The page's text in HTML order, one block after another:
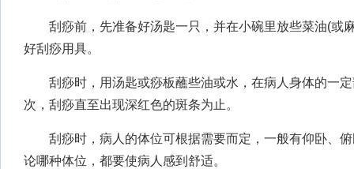
刮痧前，先准备好汤匙一只，并在小碗里放些菜油(或
好刮痧用具。
刮痧时，用汤匙或痧板蘸些油或水，在病人身体的一定
次，刮痧直至出现深红色的斑条为止。
刮痧时，病人的体位可根据需要而定，一般有仰卧、俯
论哪种体位，都要使病人感到舒适。